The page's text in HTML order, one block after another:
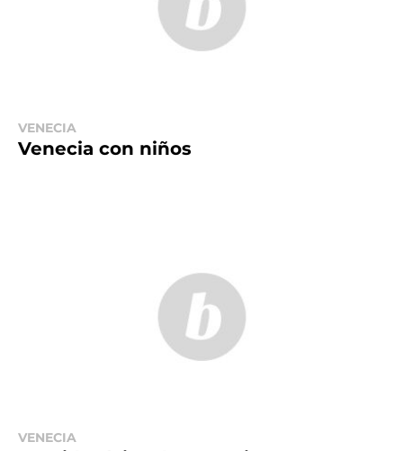
VENECIA
Venecia con niños
VENECIA